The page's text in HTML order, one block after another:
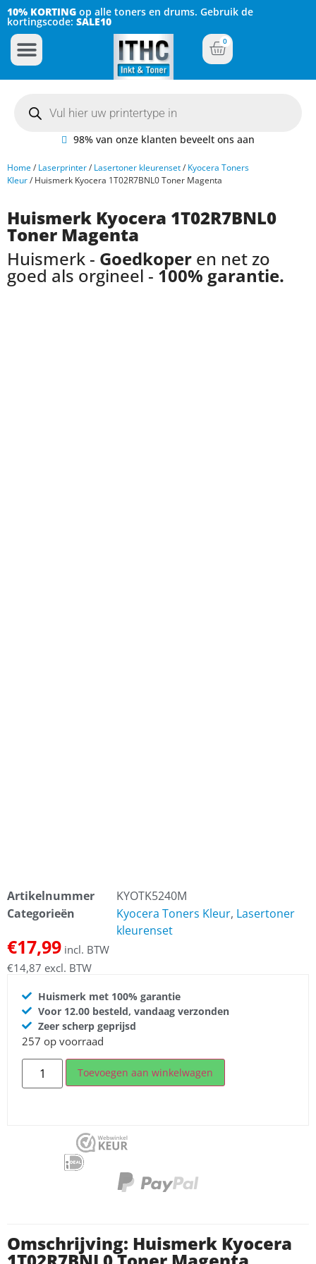
10% KORTING op alle toners en drums. Gebruik de
kortingscode: SALE10
0
98% van onze klanten beveelt ons aan
Home/ Laserprinter/ Lasertoner kleurenset/ Kyocera Toners
Kleur/ Huismerk Kyocera 1T02R7BNL0 Toner Magenta
Huismerk Kyocera 1T02R7BNL0
Toner Magenta
Huismerk - Goedkoper en net zo
goed als orgineel - 100% garantie.
Artikelnummer
KYOTK5240M
Categorieën
Kyocera Toners Kleur, Lasertoner
kleurenset
€17,99 incl. BTW
€14,87 excl. BTW
Huismerk met 100% garantie
Voor 12.00 besteld, vandaag verzonden
Zeer scherp geprijsd
257 op voorraad
Toevoegen aan winkelwagen
Omschrijving: Huismerk Kyocera